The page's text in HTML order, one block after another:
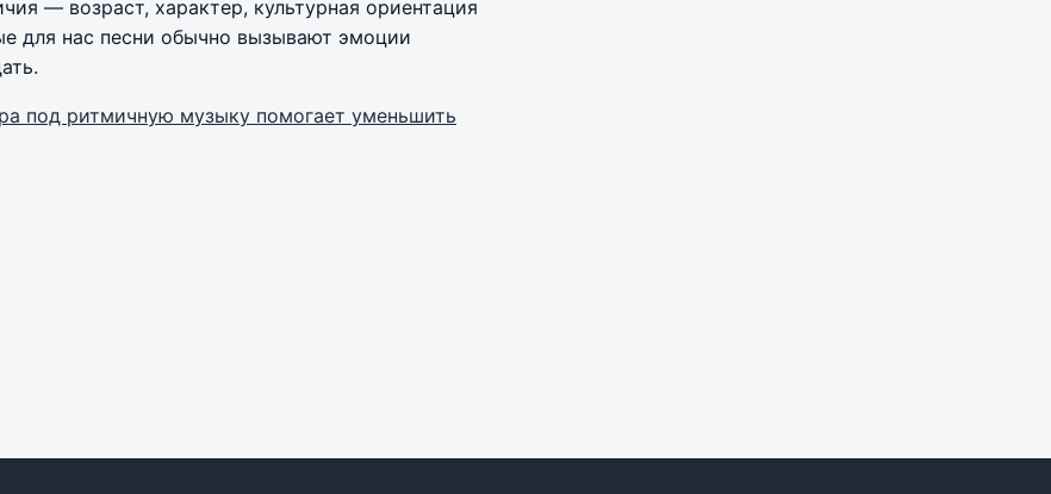
— возраст, характер, культурная ориентация
для нас песни обычно вызывают эмоции
под ритмичную музыку помогает уменьшить